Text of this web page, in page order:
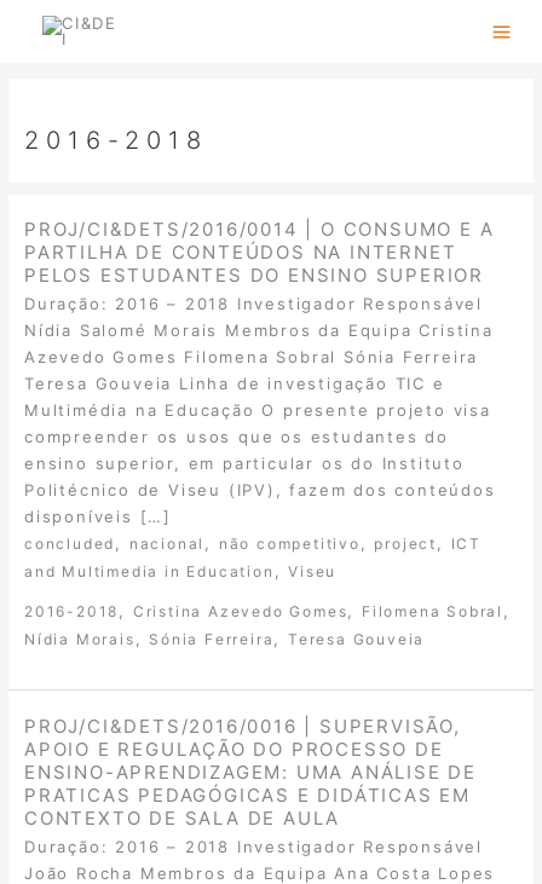
2016-2018
PROJ/CI&DETS/2016/0014 | O CONSUMO E A
PARTILHA DE CONTEÚDOS NA INTERNET
PELOS ESTUDANTES DO ENSINO SUPERIOR
Duração: 2016 – 2018 Investigador Responsável
Nídia Salomé Morais Membros da Equipa Cristina
Azevedo Gomes Filomena Sobral Sónia Ferreira
Teresa Gouveia Linha de investigação TIC e
Multimédia na Educação O presente projeto visa
compreender os usos que os estudantes do
ensino superior, em particular os do Instituto
Politécnico de Viseu (IPV), fazem dos conteúdos
disponíveis […]
concluded nacional não competitivo project
ICT
and Multimedia in Education
,Viseu
2016-2018 , Cristina Azevedo Gomes, Filomena Sobral ,
Nídia Morais , Sónia Ferreira ,Teresa Gouveia
PROJ/CI&DETS/2016/0016 | SUPERVISÃO,
APOIO E REGULAÇÃO DO PROCESSO DE
ENSINO-APRENDIZAGEM: UMA ANÁLISE DE
PRATICAS PEDAGÓGICAS E DIDÁTICAS EM
CONTEXTO DE SALA DE AULA
Duração: 2016 – 2018 Investigador Responsável
João Rocha Membros da Equipa Ana Costa Lopes